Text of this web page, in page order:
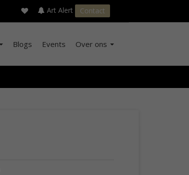
Art Alert Contact
Blogs Events Over ons